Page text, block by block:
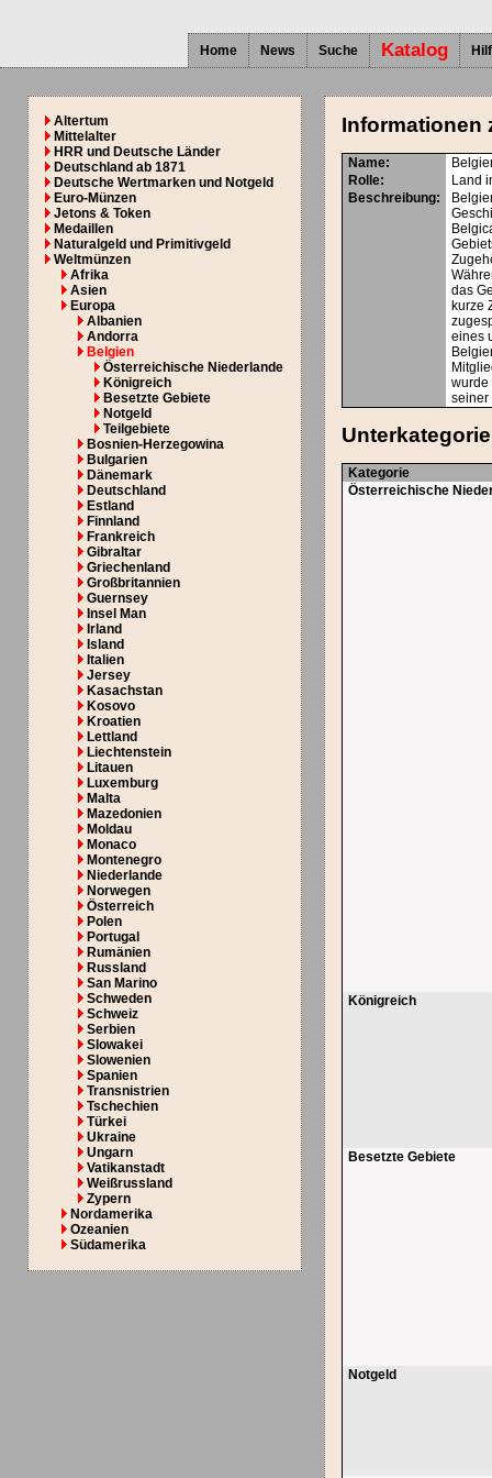
Home News Suche Katalog
Altertum
Mittelalter
HRR und Deutsche Länder
Deutschland ab 1871
Deutsche Wertmarken und Notgeld
Euro-Münzen
Jetons & Token
Medaillen
Naturalgeld und Primitivgeld
Weltmünzen
Afrika
Asien
Europa
Albanien
Andorra
Belgien
Österreichische Niederlande
Königreich
Besetzte Gebiete
Notgeld
Teilgebiete
Bosnien-Herzegowina
Bulgarien
Dänemark
Deutschland
Estland
Finnland
Frankreich
Gibraltar
Griechenland
Großbritannien
Guernsey
Insel Man
Irland
Island
Italien
Jersey
Kasachstan
Kosovo
Kroatien
Lettland
Liechtenstein
Litauen
Luxemburg
Malta
Mazedonien
Moldau
Monaco
Montenegro
Niederlande
Norwegen
Österreich
Polen
Portugal
Rumänien
Russland
San Marino
Schweden
Schweiz
Serbien
Slowakei
Slowenien
Spanien
Transnistrien
Tschechien
Türkei
Ukraine
Ungarn
Vatikanstadt
Weißrussland
Zypern
Nordamerika
Ozeanien
Südamerika
Informationen
Name:
Rolle:
Land
Beschreibung:
das
kurze
eines
wurde
seiner
Kategorie
Österreichische
Königreich
Besetzte Gebiete
Notgeld